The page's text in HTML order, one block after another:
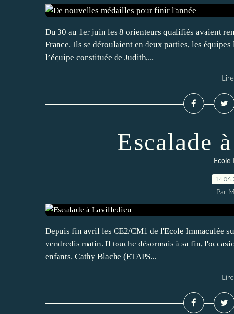
Du 30 au 1er juin les 8 orienteurs qualifiés avaient
France. Ils se déroulaient en deux parties, les
l’équipe constituée de Judith,...
Escalade
Ecole
Par
Depuis fin avril les CE2/CM1 de l'Ecole Immaculée
vendredis matin. Il touche désormais à sa fin,
enfants. Cathy Blache (ETAPS...